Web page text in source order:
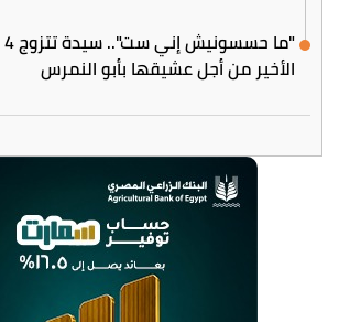
الأخير من أجل عشيقها بأبو النمرس